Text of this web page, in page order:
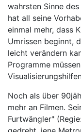
wahrsten Sinne
hat all seine
einmal mehr, dass
Umrissen beginnt,
leicht verändern
Programme
Noch als über
mehr an Filmen.
Furtwängler"